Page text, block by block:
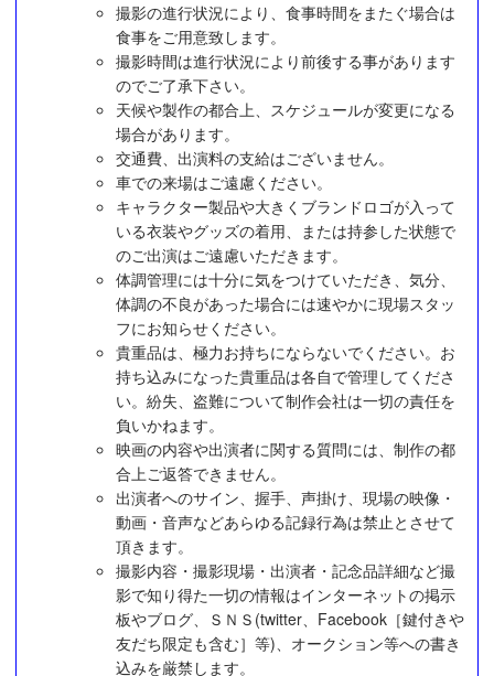
撮影の進行状況により、食事時間をまたぐ場合は
食事をご用意致します。
撮影時間は進行状況により前後する事があります
のでご了承下さい。
天候や製作の都合上、スケジュールが変更になる
場合があります。
交通費、出演料の支給はございません。
車での来場はご遠慮ください。
キャラクター製品や大きくブランドロゴが入って
いる衣装やグッズの着用、または持参した状態で
のご出演はご遠慮いただきます。
体調管理には十分に気をつけていただき、気分、
体調の不良があった場合には速やかに現場スタッ
フにお知らせください。
貴重品は、極力お持ちにならないでください。お
持ち込みになった貴重品は各自で管理してくださ
い。紛失、盗難について制作会社は一切の責任を
負いかねます。
映画の内容や出演者に関する質問には、制作の都
合上ご返答できません。
出演者へのサイン、握手、声掛け、現場の映像・
動画・音声などあらゆる記録行為は禁止とさせて
頂きます。
撮影内容・撮影現場・出演者・記念品詳細など撮
影で知り得た一切の情報はインターネットの掲示
板やブログ、ＳＮＳ(twitter、Facebook［鍵付きや
友だち限定も含む］等)、オークション等への書き
込みを厳禁します。